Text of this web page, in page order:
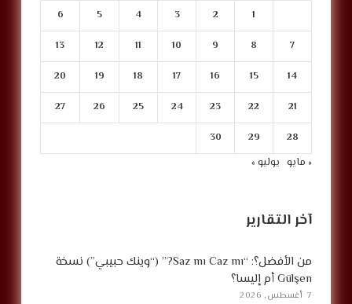
1
2
3
4
5
6
7
8
9
10
11
12
13
14
15
16
17
18
19
20
21
22
23
24
25
26
27
28
29
30
« مايو يوليو »
آخر التقارير
من الأفضل؟: “Saz mı Caz mı?” (“وينك حبيبي”) نسخة
Gülşen أم إليسا؟
7 أغسطس, 2026